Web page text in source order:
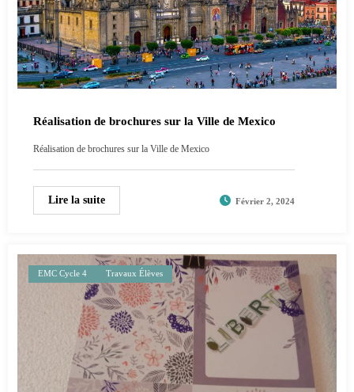
Réalisation de brochures sur la Ville de Mexico
Réalisation de brochures sur la Ville de Mexico
Lire la suite Février 2, 2024
EMC Cycle 4 Travaux Élèves